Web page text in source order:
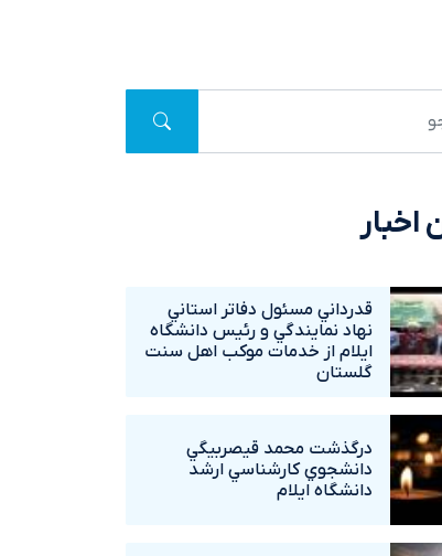
اخبار
قدرداني مسئول دفاتر استاني
نهاد نمايندگي و رئيس دانشگاه
ايلام از خدمات موکب اهل سنت
گلستان
درگذشت محمد قيصربيگي
دانشجوي کارشناسي ارشد
دانشگاه ايلام